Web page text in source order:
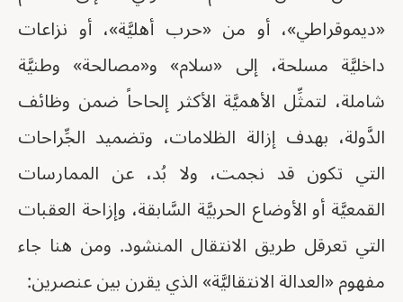
«ديموقراطي»، أو من «حرب أهليَّة»، أو نزاعات
داخليَّة مسلحة، إلى «سلام» و«مصالحة» وطنيَّة
شاملة، لتمثِّل الأهميَّة الأكثر إلحاحاً ضمن وظائف
الدَّولة، بهدف إزالة الظلامات، وتضميد الجِّراحات
التي تكون قد نجمت، ولا بُد، عن الممارسات
القمعيَّة أو الأوضاع الحربيَّة السَّابقة، وإزاحة العقبات
التي تعرقل طريق الانتقال المنشود. ومن هنا جاء
مفهوم «العدالة الانتقاليَّة» الذي يقرن بين عنصرين: